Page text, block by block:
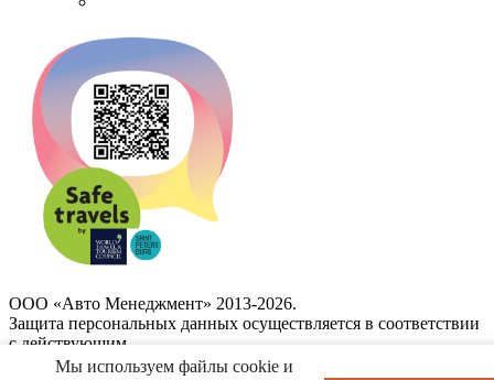
ООО «Авто Менеджмент» 2013-2026.
Защита персональных данных осуществляется в соответствии
с действующим
законодательством и Федеральным законом от 27.07.2006 N
Мы используем файлы cookie и